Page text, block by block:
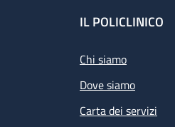
Footer
IL POLICLINICO
Chi siamo
Dove siamo
Carta dei servizi